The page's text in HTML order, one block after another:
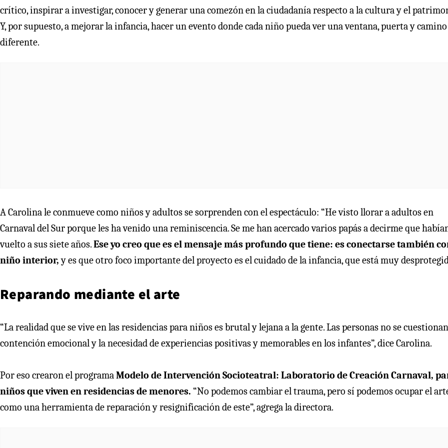
crítico, inspirar a investigar, conocer y generar una comezón en la ciudadanía respecto a la cultura y el
Y, por supuesto, a mejorar la infancia, hacer un evento donde cada niño pueda ver una ventana, puerta y camino
diferente.
A Carolina le conmueve como niños y adultos se sorprenden con el espectáculo: “He visto llorar a adultos en
Carnaval del Sur porque les ha venido una reminiscencia. Se me han acercado varios papás a decirme que
vuelto a sus siete años.Ese yo creo que es el mensaje más profundo que tiene: es conectarse también
niño interior,y es que otro foco importante del proyecto es el cuidado de la infancia, que está muy
Reparando mediante el arte
“La realidad que se vive en las residencias para niños es brutal y lejana a la gente. Las personas no se
contención emocional y la necesidad de experiencias positivas y memorables en los infantes”, dice Carolina.
Por eso crearon el programaModelo de Intervención Socioteatral: Laboratorio de Creación Carnaval,
niños que viven en residencias de menores. “No podemos cambiar el trauma, pero sí podemos ocupar el
como una herramienta de reparación y resignificación de este”, agrega la directora.